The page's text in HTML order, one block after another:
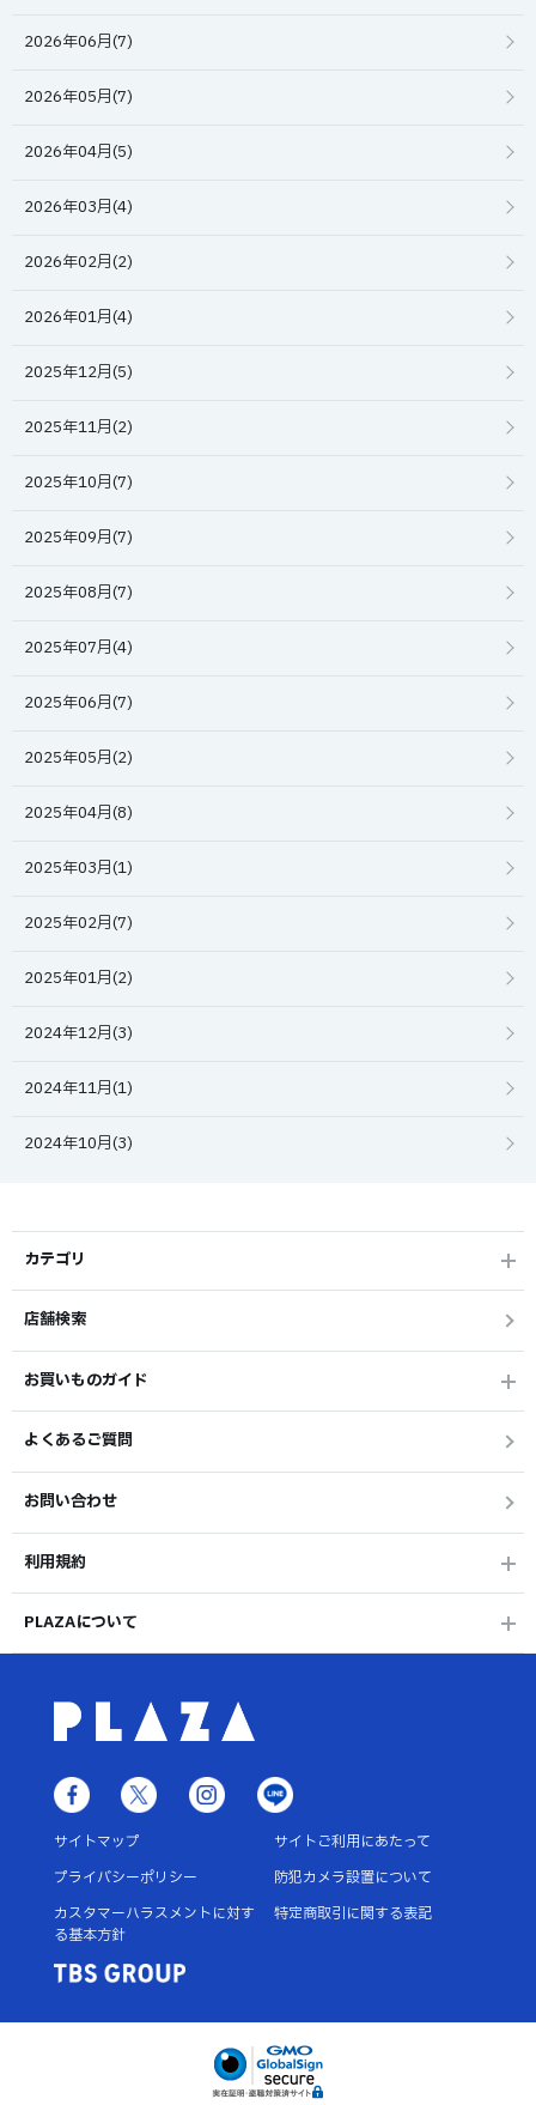
2026年06月(7)
2026年05月(7)
2026年04月(5)
2026年03月(4)
2026年02月(2)
2026年01月(4)
2025年12月(5)
2025年11月(2)
2025年10月(7)
2025年09月(7)
2025年08月(7)
2025年07月(4)
2025年06月(7)
2025年05月(2)
2025年04月(8)
2025年03月(1)
2025年02月(7)
2025年01月(2)
2024年12月(3)
2024年11月(1)
2024年10月(3)
カテゴリ
店舗検索
お買いものガイド
よくあるご質問
お問い合わせ
利用規約
PLAZAについて
サイトマップ
サイトご利用にあたって
プライバシーポリシー
防犯カメラ設置について
カスタマーハラスメントに対す
る基本方針
特定商取引に関する表記